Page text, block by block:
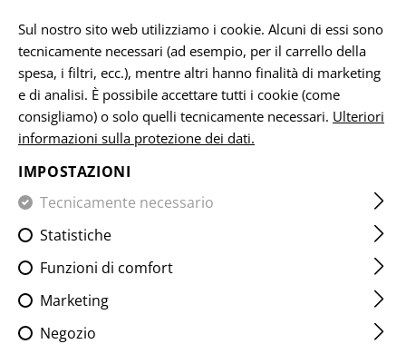
CASA ATTREZZATURA ACCESSORI MICROBAG
MICROBAG DROPZONE
Sul nostro sito web utilizziamo i cookie. Alcuni di essi sono
tecnicamente necessari (ad esempio, per il carrello della
spesa, i filtri, ecc.), mentre altri hanno finalità di marketing
e di analisi. È possibile accettare tutti i cookie (come
consigliamo) o solo quelli tecnicamente necessari. Ulteriori
informazioni sulla protezione dei dati.
IMPOSTAZIONI
Tecnicamente necessario
Statistiche
Funzioni di comfort
Marketing
Negozio